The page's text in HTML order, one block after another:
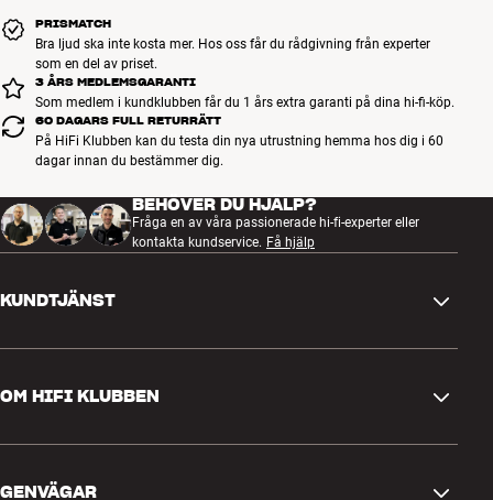
PRISMATCH
Bra ljud ska inte kosta mer. Hos oss får du rådgivning från experter
som en del av priset.
3 ÅRS MEDLEMSGARANTI
Som medlem i kundklubben får du 1 års extra garanti på dina hi-fi-köp.
60 DAGARS FULL RETURRÄTT
På HiFi Klubben kan du testa din nya utrustning hemma hos dig i 60
dagar innan du bestämmer dig.
BEHÖVER DU HJÄLP?
Fråga en av våra passionerade hi-fi-experter eller
kontakta kundservice. Få hjälp
KUNDTJÄNST
Retur och reklamation
Ångra beställning
OM HIFI KLUBBEN
GENVÄGAR